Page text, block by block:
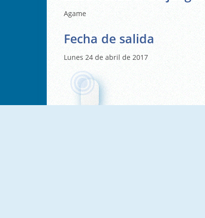
Agame
Fecha de salida
Lunes 24 de abril de 2017